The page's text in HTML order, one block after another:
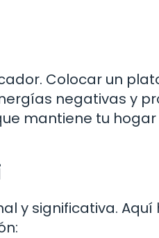
Colocar un
negativas y
mantiene tu
y significativa. Aquí